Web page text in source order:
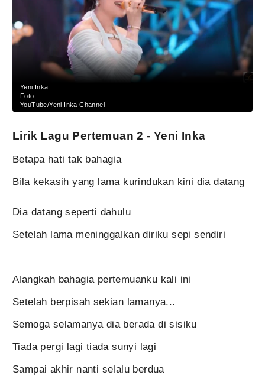
Yeni Inka
Foto :
YouTube/Yeni Inka Channel
Lirik Lagu Pertemuan 2 - Yeni Inka
Betapa hati tak bahagia
Bila kekasih yang lama kurindukan kini dia datang
Dia datang seperti dahulu
Setelah lama meninggalkan diriku sepi sendiri
Alangkah bahagia pertemuanku kali ini
Setelah berpisah sekian lamanya...
Semoga selamanya dia berada di sisiku
Tiada pergi lagi tiada sunyi lagi
Sampai akhir nanti selalu berdua